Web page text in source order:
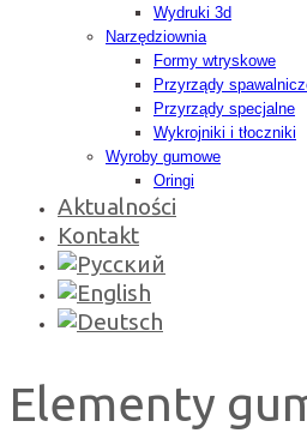
Wydruki 3d
Narzędziownia
Formy wtryskowe
Przyrządy
Przyrządy specjalne
Wykrojniki i tłoczniki
Wyroby gumowe
Oringi
Aktualności
Kontakt
Elementy